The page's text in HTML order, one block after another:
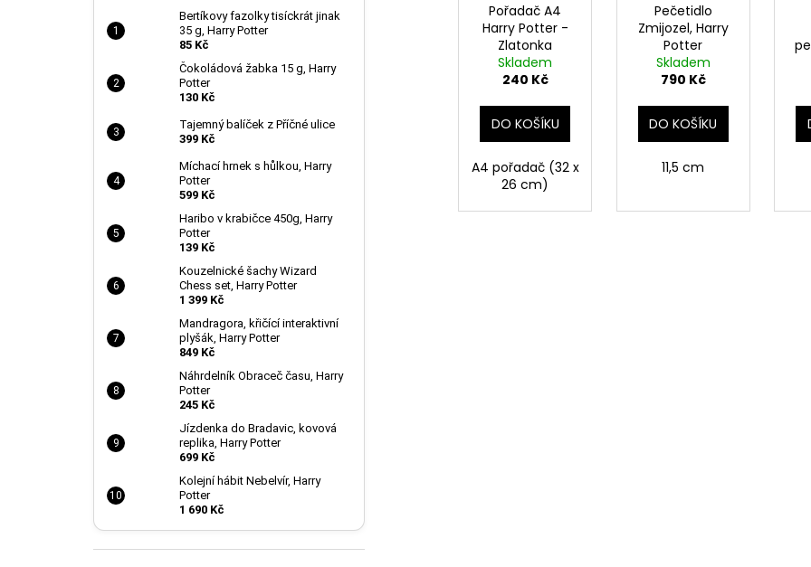
Bertíkovy fazolky tisíckrát jinak
35 g, Harry Potter
85 Kč
Čokoládová žabka 15 g, Harry
Potter
130 Kč
Tajemný balíček z Příčné ulice
399 Kč
Míchací hrnek s hůlkou, Harry
Potter
599 Kč
Haribo v krabičce 450g, Harry
Potter
139 Kč
Kouzelnické šachy Wizard
Chess set, Harry Potter
1 399 Kč
Mandragora, křičící interaktivní
plyšák, Harry Potter
849 Kč
Náhrdelník Obraceč času, Harry
Potter
245 Kč
Jízdenka do Bradavic, kovová
replika, Harry Potter
699 Kč
Kolejní hábit Nebelvír, Harry
Potter
1 690 Kč
Pořadač A4
Harry Potter -
Zlatonka
Skladem
240 Kč
DO KOŠÍKU
A4 pořadač (32 x
26 cm)
Pečetidlo
Zmijozel, Harry
Potter
Skladem
790 Kč
DO KOŠÍKU
11,5 cm